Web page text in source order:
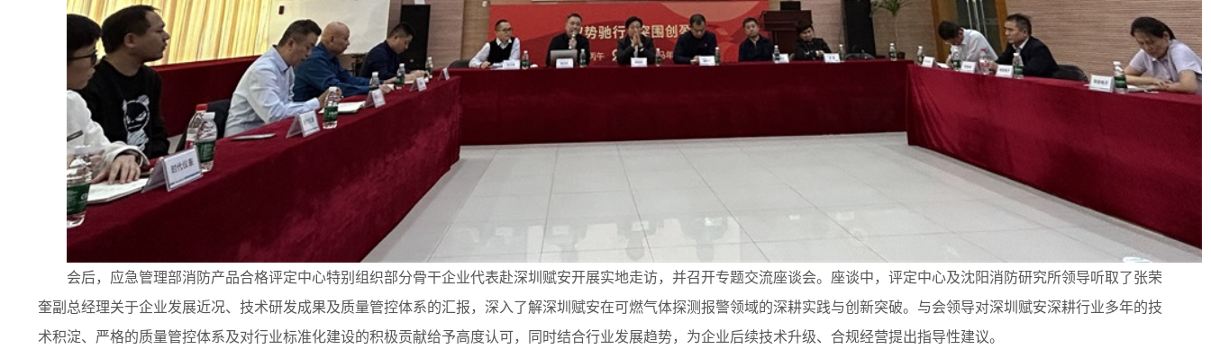
会后，应急管理部消防产品合格评定中心特别组织部分骨干企业代表赴深圳赋安开展实地走访，并召开专题交流座谈会。座谈中，评定中心及沈阳消防研究所领导听取了张荣
奎副总经理关于企业发展近况、技术研发成果及质量管控体系的汇报，深入了解深圳赋安在可燃气体探测报警领域的深耕实践与创新突破。与会领导对深圳赋安深耕行业多年的技
术积淀、严格的质量管控体系及对行业标准化建设的积极贡献给予高度认可，同时结合行业发展趋势，为企业后续技术升级、合规经营提出指导性建议。